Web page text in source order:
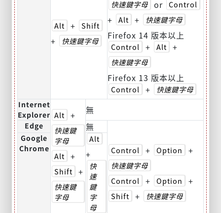
Alt + Shift
+ 快速鍵字母
快速鍵字母 or Control
+ Alt + 快速鍵字母
Firefox 14 版本以上
Control + Alt +
快速鍵字母
Firefox 13 版本以上
Control + 快速鍵字母
Internet
Explorer Alt +
快速鍵
字母
Alt
+
Shift +
快速鍵
字母
無
Edge 無
Control + Option +
快速鍵字母
Control
+ Option +
Shift + 快速鍵字母
Google
Chrome
Alt
+
快
速
鍵
字
母